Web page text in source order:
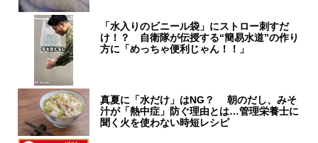
「水入りのビニール袋」にストロー刺すだ
け！？ 自衛隊が伝授する“簡易水道”の作り
方に「めっちゃ便利じゃん！！」
真夏に「水だけ」はNG？ 朝のだし、みそ
汁が「熱中症」防ぐ理由とは…管理栄養士に
聞く火を使わない時短レシピ